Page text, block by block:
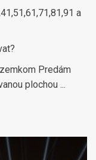
a
Predám
plochou ...